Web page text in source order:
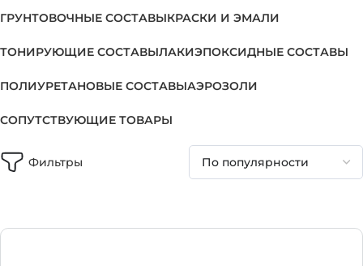
ГРУНТОВОЧНЫЕ СОСТАВЫКРАСКИ И ЭМАЛИ
ТОНИРУЮЩИЕ СОСТАВЫЛАКИЭПОКСИДНЫЕ СОСТАВЫ
ПОЛИУРЕТАНОВЫЕ СОСТАВЫАЭРОЗОЛИ
СОПУТСТВУЮЩИЕ ТОВАРЫ
Фильтры